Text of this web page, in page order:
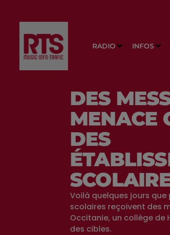
RADIO INFOS
DES
MENACE
DES
Voilà quelques jours
scolaires reçoivent des
Occitanie, un collège
des cibles.